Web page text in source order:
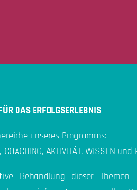
DAS ERFOLGSERLEBNIS
unseres Programms:
, COACHING, AKTIVITÄT, WISSEN und
Behandlung dieser